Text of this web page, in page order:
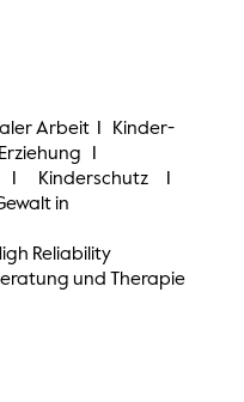
Arbeit I Kinder-
I
I Kinderschutz I
in
Reliability
und Therapie